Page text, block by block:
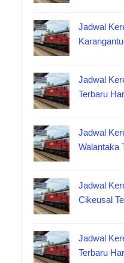
Jadwal
Jadwal
Terbaru
Jadwal
Walantaka
Jadwal
Cikeusal
Jadwal
Terbaru